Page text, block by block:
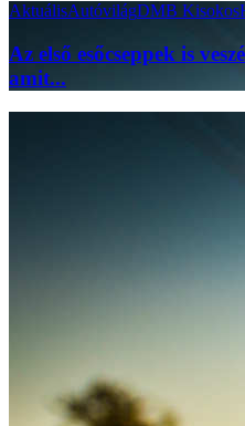
AktuálisAutóvilágDMB Kisokos
Az első esőcseppek is
amit...